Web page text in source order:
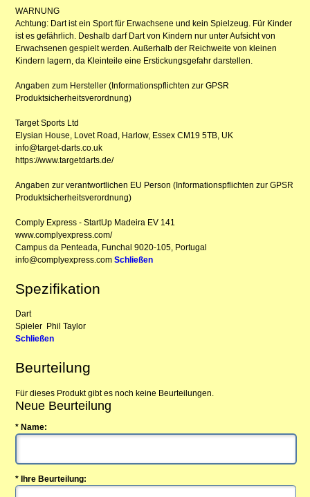
WARNUNG
Achtung: Dart ist ein Sport für Erwachsene und kein Spielzeug. Für Kinder
ist es gefährlich. Deshalb darf Dart von Kindern nur unter Aufsicht von
Erwachsenen gespielt werden. Außerhalb der Reichweite von kleinen
Kindern lagern, da Kleinteile eine Erstickungsgefahr darstellen.
Angaben zum Hersteller (Informationspflichten zur GPSR
Produktsicherheitsverordnung)
Target Sports Ltd
Elysian House, Lovet Road, Harlow, Essex CM19 5TB, UK
info@target-darts.co.uk
https://www.targetdarts.de/
Angaben zur verantwortlichen EU Person (Informationspflichten zur GPSR
Produktsicherheitsverordnung)
Comply Express - StartUp Madeira EV 141
www.complyexpress.com/
Campus da Penteada, Funchal 9020-105, Portugal
info@complyexpress.comSchließen
Spezifikation
Dart
Spieler Phil Taylor
Schließen
Beurteilung
Für dieses Produkt gibt es noch keine Beurteilungen.
Neue Beurteilung
* Name:
* Ihre Beurteilung: